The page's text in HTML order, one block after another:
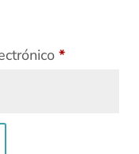
*Obligatorio